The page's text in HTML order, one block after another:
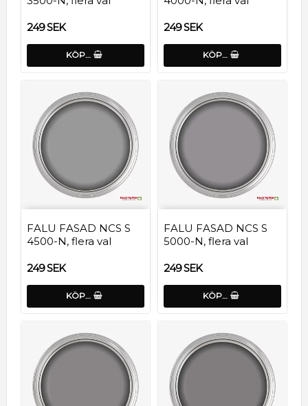
249 SEK
KÖP…
249 SEK
KÖP…
FALU FASAD NCS S
4500-N, flera val
249 SEK
KÖP…
FALU FASAD NCS S
5000-N, flera val
249 SEK
KÖP…